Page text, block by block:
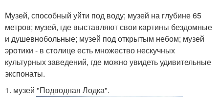
Музей, способный уйти под воду; музей на глубине 65
метров; музей, где выставляют свои картины бездомные
и душевнобольные; музей под открытым небом; музей
эротики - в столице есть множество нескучных
культурных заведений, где можно увидеть удивительные
экспонаты.
1. музей "Подводная Лодка".